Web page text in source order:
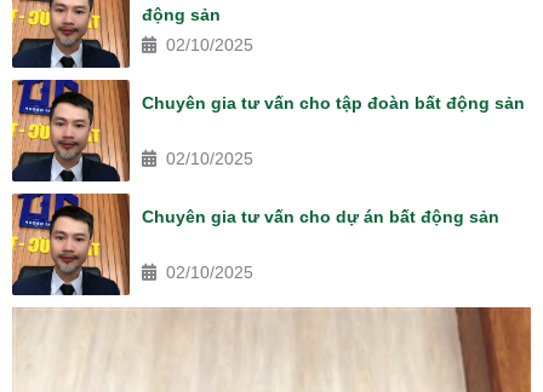
động sản
02/10/2025
Chuyên gia tư vấn cho tập đoàn bất động sản
02/10/2025
Chuyên gia tư vấn cho dự án bất động sản
02/10/2025